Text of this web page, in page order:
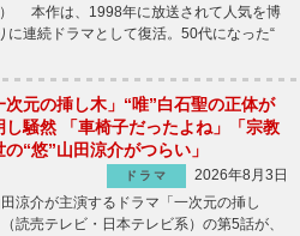
本作は、1998年に放送されて人気を博
に連続ドラマとして復活。50代になった“
次元の挿し木」“唯”白石聖の正体が
し騒然 「車椅子だったよね」「宗教
の“悠”山田涼介がつらい」
ドラマ
2026年8月3日
涼介が主演するドラマ「一次元の挿し
読売テレビ・日本テレビ系）の第5話が、